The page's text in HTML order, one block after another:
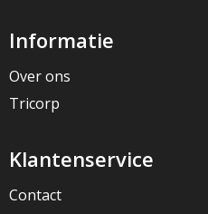
Informatie
Over ons
Tricorp
Klantenservice
Contact